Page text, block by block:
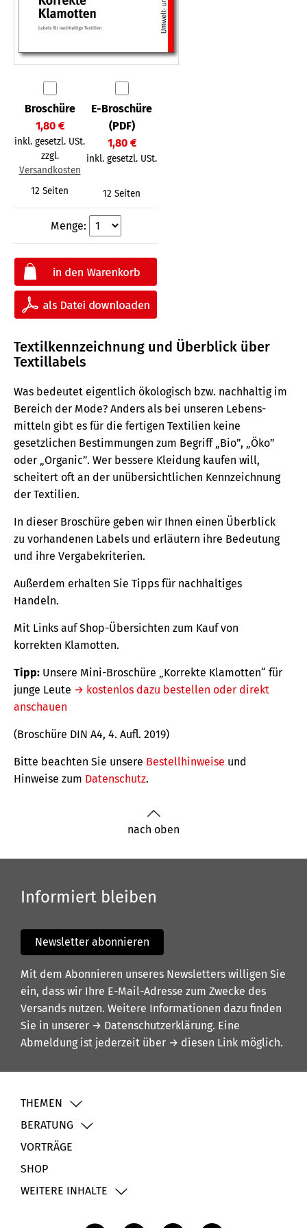
Broschüre
1,80 €
inkl. gesetzl. USt.
zzgl.
Versandkosten
12 Seiten
E-Broschüre
(PDF)
1,80 €
inkl. gesetzl. USt.
12 Seiten
Menge:
Textilkennzeichnung und Überblick über
Textillabels
Was bedeutet eigentlich ökologisch bzw. nachhaltig im
Bereich der Mode? Anders als bei unseren Lebens­
mitteln gibt es für die fertigen Textilien keine
gesetzlichen Bestimmungen zum Begriff „Bio”, „Öko”
oder „Organic”. Wer bessere Kleidung kaufen will,
scheitert oft an der unübersichtlichen Kennzeichnung
der Textilien.
In dieser Broschüre geben wir Ihnen einen Überblick
zu vorhandenen Labels und erläutern ihre Bedeutung
und ihre Vergabe­kriterien.
Außerdem erhalten Sie Tipps für nachhaltiges
Handeln.
Mit Links auf Shop-Übersichten zum Kauf von
korrekten Klamotten.
Tipp: Unsere Mini-Broschüre „Korrekte Klamotten“ für
junge Leute → kostenlos dazu bestellen oder direkt
anschauen
(Broschüre DIN A4, 4. Aufl. 2019)
Bitte beachten Sie unsere Bestellhinweise und
Hinweise zum Datenschutz.
nach oben
Informiert bleiben
Newsletter abonnieren
Mit dem Abonnieren unseres Newsletters willigen Sie
ein, dass wir Ihre E-Mail-Adresse zum Zwecke des
Versands nutzen. Weitere Informationen dazu finden
Sie in unserer → Datenschutzerklärung. Eine
Abmeldung ist jederzeit über → diesen Link möglich.
THEMEN
BERATUNG
VORTRÄGE
SHOP
WEITERE INHALTE